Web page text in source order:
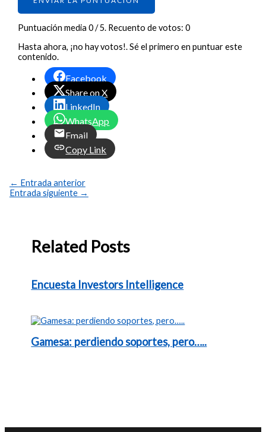
Puntuación media0/ 5. Recuento de votos:0
Hasta ahora, ¡no hay votos!. Sé el primero en puntuar este
contenido.
Facebook
Share on X
LinkedIn
WhatsApp
Email
Copy Link
← Entrada anterior
Entrada siguiente →
Related Posts
Encuesta Investors Intelligence
Gamesa: perdiendo soportes, pero…..